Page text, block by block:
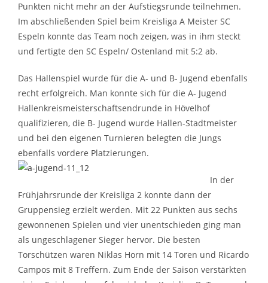
Punkten nicht mehr an der Aufstiegsrunde teilnehmen.
Im abschließenden Spiel beim Kreisliga A Meister SC
Espeln konnte das Team noch zeigen, was in ihm steckt
und fertigte den SC Espeln/ Ostenland mit 5:2 ab.
Das Hallenspiel wurde für die A- und B- Jugend ebenfalls
recht erfolgreich. Man konnte sich für die A- Jugend
Hallenkreismeisterschaftsendrunde in Hövelhof
qualifizieren, die B- Jugend wurde Hallen-Stadtmeister
und bei den eigenen Turnieren belegten die Jungs
ebenfalls vordere Platzierungen.
In der
Frühjahrsrunde der Kreisliga 2 konnte dann der
Gruppensieg erzielt werden. Mit 22 Punkten aus sechs
gewonnenen Spielen und vier unentschieden ging man
als ungeschlagener Sieger hervor. Die besten
Torschützen waren Niklas Horn mit 14 Toren und Ricardo
Campos mit 8 Treffern. Zum Ende der Saison verstärkten